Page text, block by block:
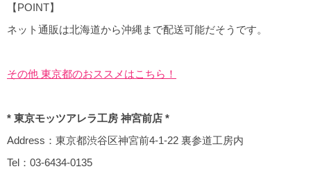
【POINT】
ネット通販は北海道から沖縄まで配送可能だそうです。
その他 東京都のおススメはこちら！
* 東京モッツアレラ工房 神宮前店 *
Address：東京都渋谷区神宮前4-1-22 裏参道工房内
Tel：03-6434-0135